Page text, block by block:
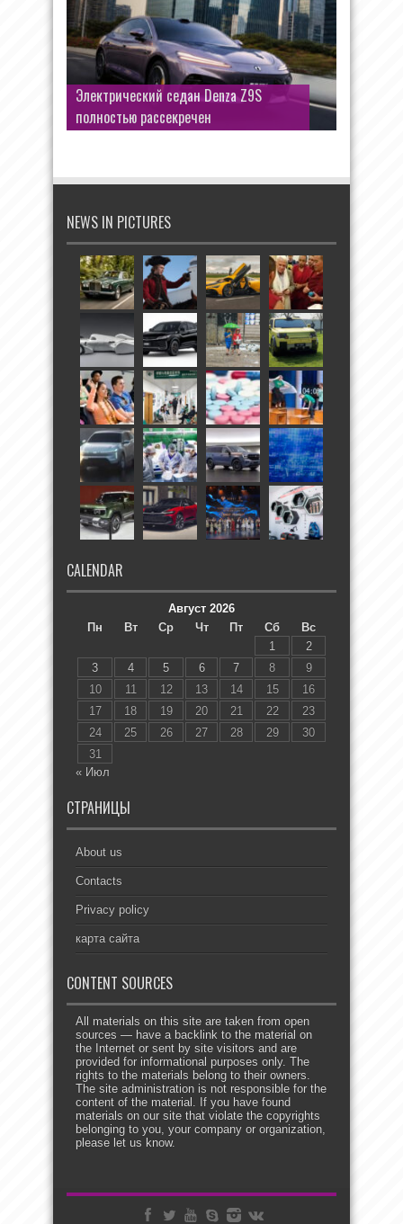
Электрический седан Denza Z9S
полностью рассекречен
NEWS IN PICTURES
CALENDAR
Август 2026
Пн
Вт Ср Чт Пт Сб
Вс
1
2
3
4 5 6 7 8
9
10
11 12 13 14 15
16
17
18 19 20 21 22
23
24
25 26 27 28 29
30
31
« Июл
СТРАНИЦЫ
About us
Contacts
Privacy policy
карта сайта
CONTENT SOURCES
All materials on this site are taken from open
sources — have a backlink to the material on
the Internet or sent by site visitors and are
provided for informational purposes only. The
rights to the materials belong to their owners.
The site administration is not responsible for the
content of the material. If you have found
materials on our site that violate the copyrights
belonging to you, your company or organization,
please let us know.